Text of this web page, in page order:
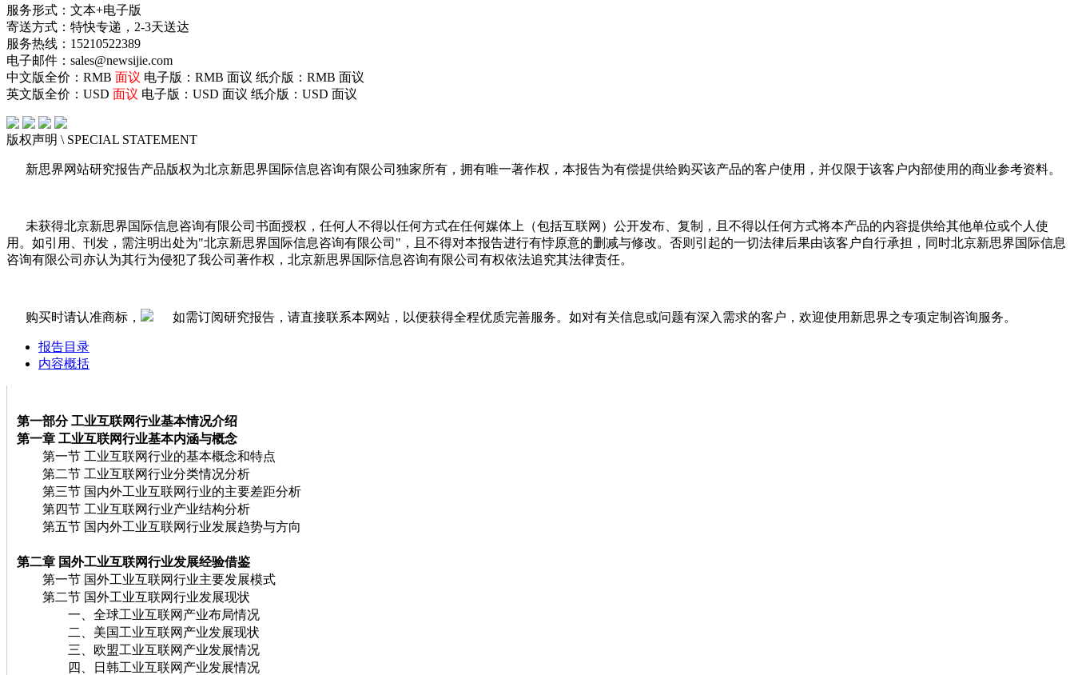
服务形式：文本+电子版
寄送方式：特快专递，2-3天送达
服务热线：15210522389
电子邮件：sales@newsijie.com
中文版全价：RMB 面议 电子版：RMB 面议 纸介版：RMB 面议
英文版全价：USD 面议 电子版：USD 面议 纸介版：USD 面议
版权声明 \ SPECIAL STATEMENT
新思界网站研究报告产品版权为北京新思界国际信息咨询有限公司独家所有，拥有唯一著作权，本报告为有偿提供给购买该产品的客户使用，并仅限于该客户内部使用的商业参考资料。
未获得北京新思界国际信息咨询有限公司书面授权，任何人不得以任何方式在任何媒体上（包括互联网）公开发布、复制，且不得以任何方式将本产品的内容提供给其他单位或个人使
用。如引用、刊发，需注明出处为"北京新思界国际信息咨询有限公司"，且不得对本报告进行有悖原意的删减与修改。否则引起的一切法律后果由该客户自行承担，同时北京新思界国际信息
咨询有限公司亦认为其行为侵犯了我公司著作权，北京新思界国际信息咨询有限公司有权依法追究其法律责任。
购买时请认准商标， 如需订阅研究报告，请直接联系本网站，以便获得全程优质完善服务。如对有关信息或问题有深入需求的客户，欢迎使用新思界之专项定制咨询服务。
报告目录
内容概括
第一部分 工业互联网行业基本情况介绍
第一章 工业互联网行业基本内涵与概念
第一节 工业互联网行业的基本概念和特点
第二节 工业互联网行业分类情况分析
第三节 国内外工业互联网行业的主要差距分析
第四节 工业互联网行业产业结构分析
第五节 国内外工业互联网行业发展趋势与方向
第二章 国外工业互联网行业发展经验借鉴
第一节 国外工业互联网行业主要发展模式
第二节 国外工业互联网行业发展现状
一、全球工业互联网产业布局情况
二、美国工业互联网产业发展现状
三、欧盟工业互联网产业发展情况
四、日韩工业互联网产业发展情况